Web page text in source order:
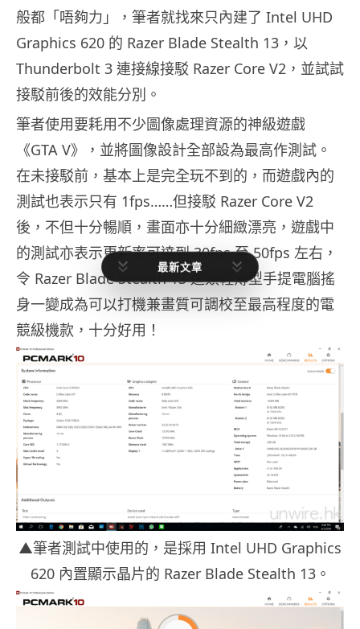
般都「唔夠力」，筆者就找來只內建了 Intel UHD
Graphics 620 的 Razer Blade Stealth 13，以
Thunderbolt 3 連接線接駁 Razer Core V2，並試試
接駁前後的效能分別。
筆者使用要耗用不少圖像處理資源的神級遊戲
《GTA V》，並將圖像設計全部設為最高作測試。
在未接駁前，基本上是完全玩不到的，而遊戲內的
測試也表示只有 1fps……但接駁 Razer Core V2
後，不但十分暢順，畫面亦十分細緻漂亮，遊戲中
的測試亦表示更新率可達到 30fps 至 50fps 左右，
令 Razer Blade Stealth 13 這類輕薄型手提電腦搖
身一變成為可以打機兼畫質可調校至最高程度的電
競級機款，十分好用！
▲筆者測試中使用的，是採用 Intel UHD Graphics
620 內置顯示晶片的 Razer Blade Stealth 13。
最新文章